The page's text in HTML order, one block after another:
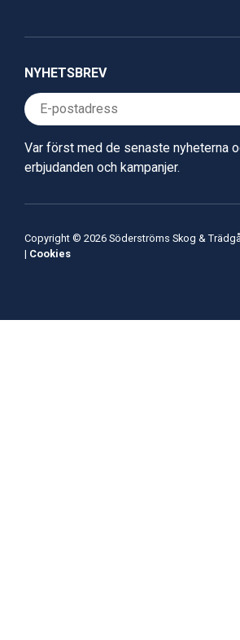
NYHETSBREV
Var först med de senaste nyheterna
erbjudanden och kampanjer.
Copyright © 2026 Söderströms Skog &
| Cookies